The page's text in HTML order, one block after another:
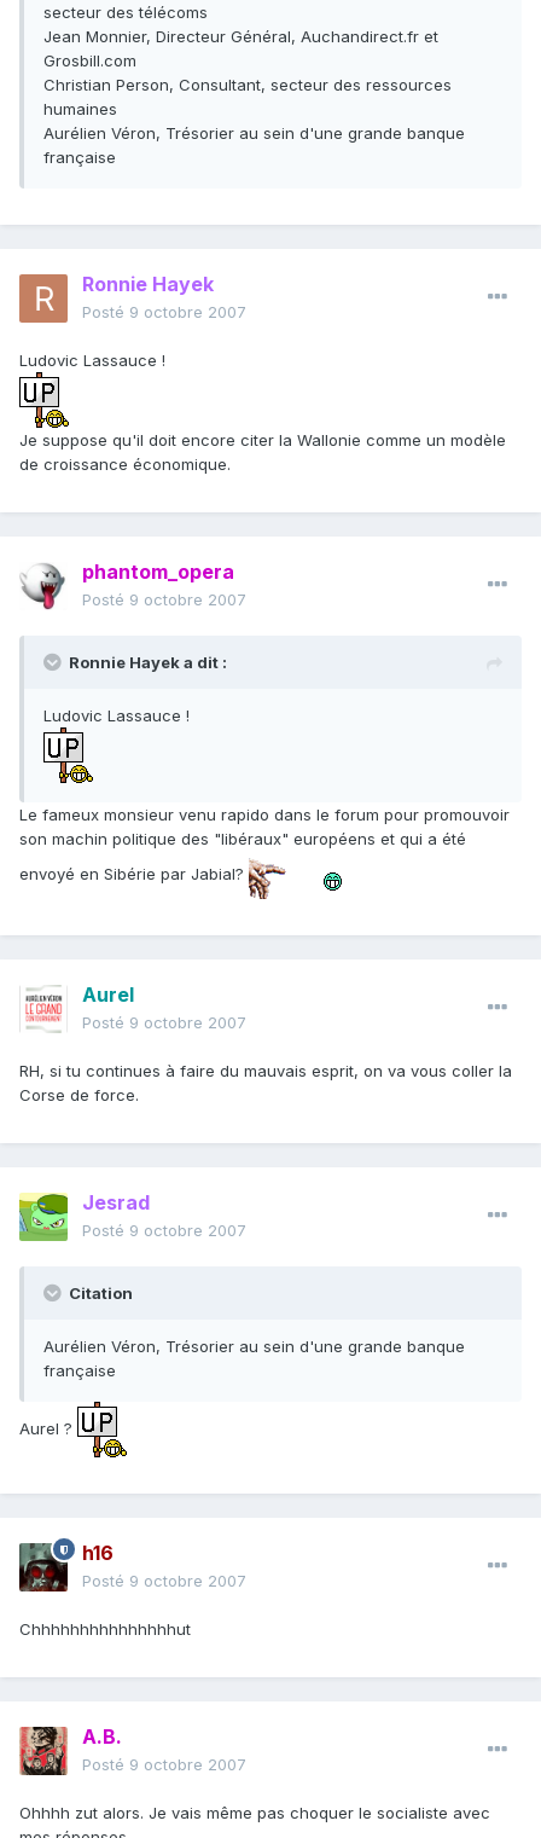
secteur des télécoms
Jean Monnier, Directeur Général, Auchandirect.fr et
Grosbill.com
Christian Person, Consultant, secteur des ressources
humaines
Aurélien Véron, Trésorier au sein d'une grande banque
française
Ronnie Hayek
Posté 9 octobre 2007
Ludovic Lassauce !
Je suppose qu'il doit encore citer la Wallonie comme un modèle
de croissance économique.
phantom_opera
Posté 9 octobre 2007
Ronnie Hayek a dit :
Ludovic Lassauce !
Le fameux monsieur venu rapido dans le forum pour promouvoir
son machin politique des "libéraux" européens et qui a été
envoyé en Sibérie par Jabial?
Aurel
Posté 9 octobre 2007
RH, si tu continues à faire du mauvais esprit, on va vous coller la
Corse de force.
Jesrad
Posté 9 octobre 2007
Citation
Aurélien Véron, Trésorier au sein d'une grande banque
française
Aurel ?
h16
Posté 9 octobre 2007
Chhhhhhhhhhhhhhhut
A.B.
Posté 9 octobre 2007
Ohhhh zut alors. Je vais même pas choquer le socialiste avec